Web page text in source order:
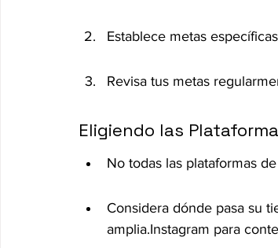
Establece metas
Revisa tus metas
Eligiendo las
No todas las plataformas
Considera dónde pasa su
amplia.Instagram para